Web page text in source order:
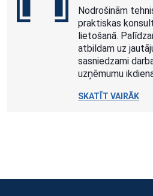
Nodrošinām
praktiskas
lietošanā.
atbildam uz
sasniedzami
uzņēmumu
SKATĪT VAIRĀK